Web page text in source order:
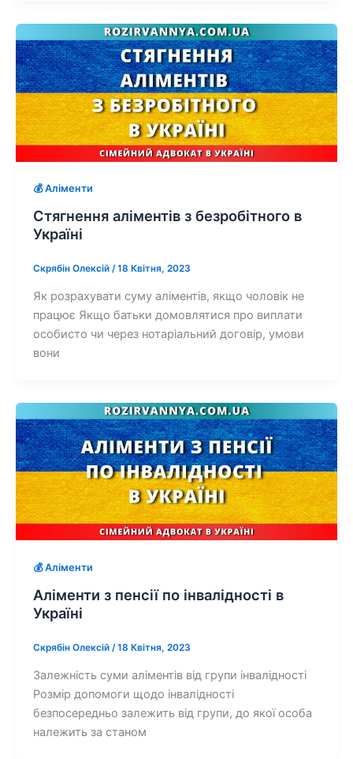
💰 Аліменти
Стягнення аліментів з безробітного в
Україні
Скрябін Олексій /18 Квітня, 2023
Як розрахувати суму аліментів, якщо чоловік не
працює Якщо батьки домовлятися про виплати
особисто чи через нотаріальний договір, умови
вони
💰 Аліменти
Аліменти з пенсії по інвалідності в
Україні
Скрябін Олексій /18 Квітня, 2023
Залежність суми аліментів від групи інвалідності
Розмір допомоги щодо інвалідності
безпосередньо залежить від групи, до якої особа
належить за станом